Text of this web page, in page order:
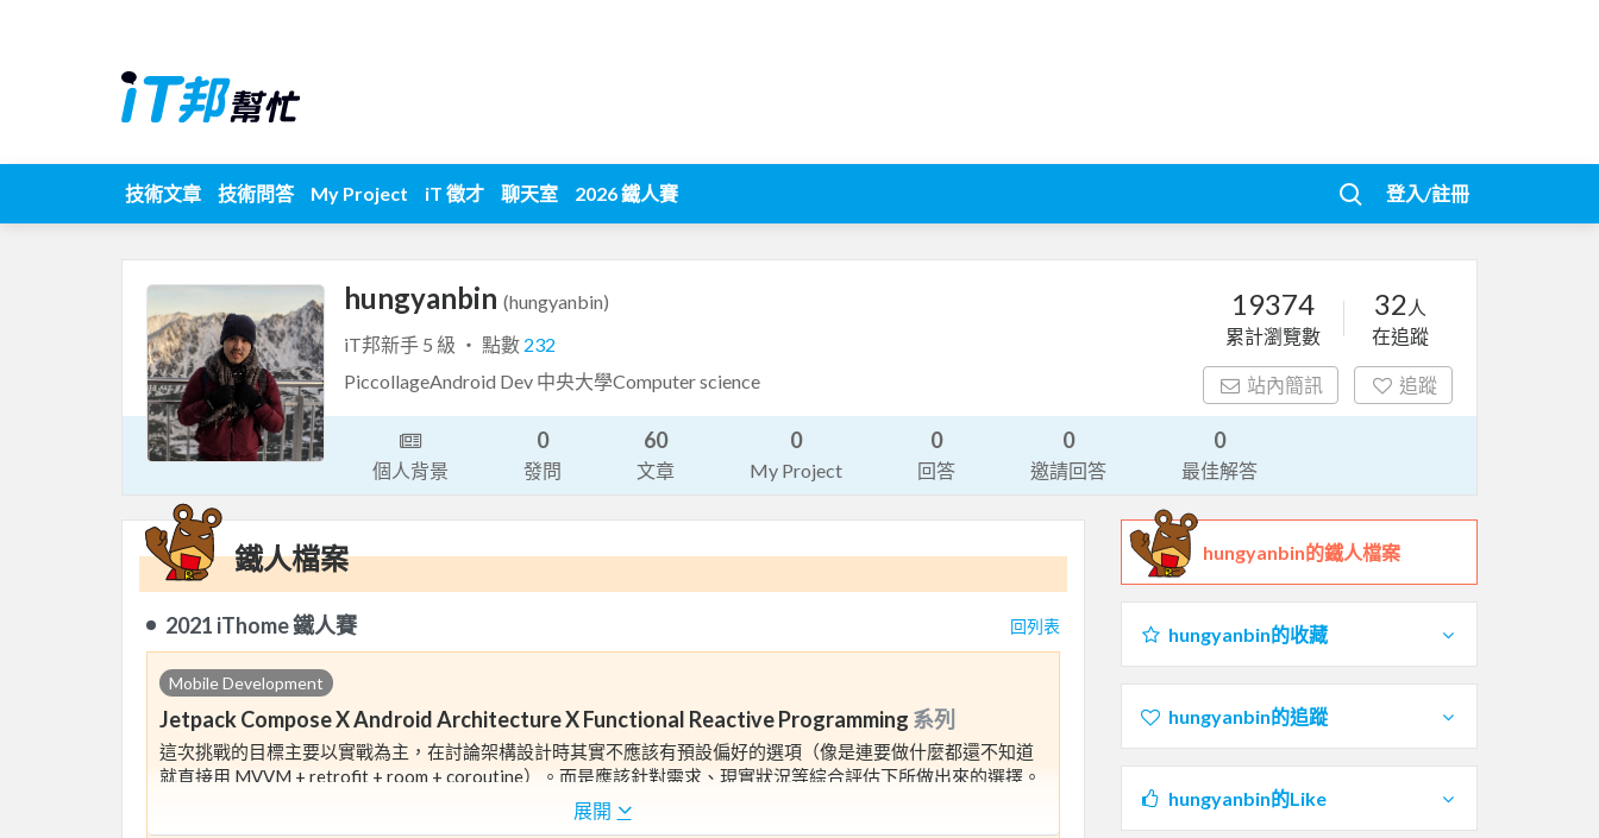
技術文章 技術問答 My Project iT 徵才 聊天室 2026 鐵人賽 登入/註冊
hungyanbin (hungyanbin)
iT邦新手 5 級 ‧ 點數 232
PiccollageAndroid Dev 中央大學Computer science
19374
累計瀏覽數
32 人
在追蹤
站內簡訊 追蹤
個人背景
0
發問
60
文章
0
My Project
0
回答
0
邀請回答
0
最佳解答
鐵人檔案
2021 iThome 鐵人賽 回列表
Mobile Development
Jetpack Compose X Android Architecture X Functional Reactive Programming 系列
這次挑戰的目標主要以實戰為主，在討論架構設計時其實不應該有預設偏好的選項（像是連要做什麼都還不知道
就直接用 MVVM + retrofit + room + coroutine）。而是應該針對需求、現實狀況等綜合評估下所做出來的選擇。
我所示範的專案將會是一個共享的便利貼 App ，在這三十天中會說明在這 app 中各種設計選擇的原因，以及提供
其他的可能性，希望可以透過這個專案，跟大家一起進行架構設計以及專案需求的腦力激盪。
展開
hungyanbin的鐵人檔案
hungyanbin的收藏
hungyanbin的追蹤
hungyanbin的Like